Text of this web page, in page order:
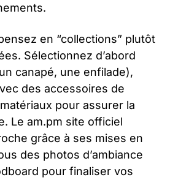
en “collections” plutôt
Sélectionnez d’abord
canapé, une enfilade),
des accessoires de
pour assurer la
Le am.pm site officiel
grâce à ses mises en
des photos d’ambiance
pour finaliser vos